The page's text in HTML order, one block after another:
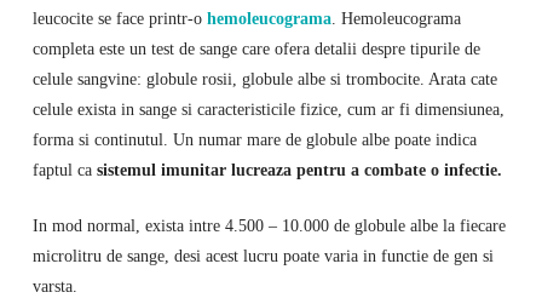
leucocite se face printr-o hemoleucograma. Hemoleucograma
completa este un test de sange care ofera detalii despre tipurile de
celule sangvine: globule rosii, globule albe si trombocite. Arata cate
celule exista in sange si caracteristicile fizice, cum ar fi dimensiunea,
forma si continutul. Un numar mare de globule albe poate indica
faptul casistemul imunitar lucreaza pentru a combate o infectie.
In mod normal, exista intre 4.500 – 10.000 de globule albe la fiecare
microlitru de sange, desi acest lucru poate varia in functie de gen si
varsta.